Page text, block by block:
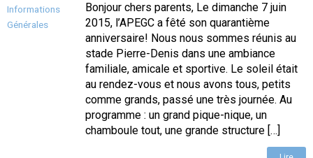
Informations
Générales
Bonjour chers parents, Le dimanche 7 juin
2015, l’APEGC a fêté son quarantième
anniversaire! Nous nous sommes réunis au
stade Pierre-Denis dans une ambiance
familiale, amicale et sportive. Le soleil était
au rendez-vous et nous avons tous, petits
comme grands, passé une très journée. Au
programme : un grand pique-nique, un
chamboule tout, une grande structure […]